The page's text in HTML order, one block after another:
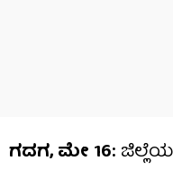
ಗದಗ, ಮೇ 16: ಜಿಲ್ಲೆಯ